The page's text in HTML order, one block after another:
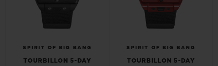
SPIRIT OF BIG BANG
TOURBILLON 5-DAY
SPIRIT OF BIG BANG
TOURBILLON 5-DAY